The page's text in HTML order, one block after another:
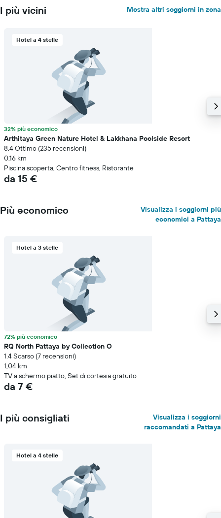
I più vicini Mostra altri soggiorni in zona
Hotel a 4 stelle
32% più economico
Arthitaya Green Nature Hotel & Lakkhana Poolside Resort
8.4 Ottimo (235 recensioni)
0,16 km
Piscina scoperta, Centro fitness, Ristorante
da 15 €
Più economico
Visualizza i soggiorni più
economici a Pattaya
Hotel a 3 stelle
72% più economico
RQ North Pattaya by Collection O
1.4 Scarso (7 recensioni)
1,04 km
TV a schermo piatto, Set di cortesia gratuito
da 7 €
I più consigliati
Visualizza i soggiorni
raccomandati a Pattaya
Hotel a 4 stelle